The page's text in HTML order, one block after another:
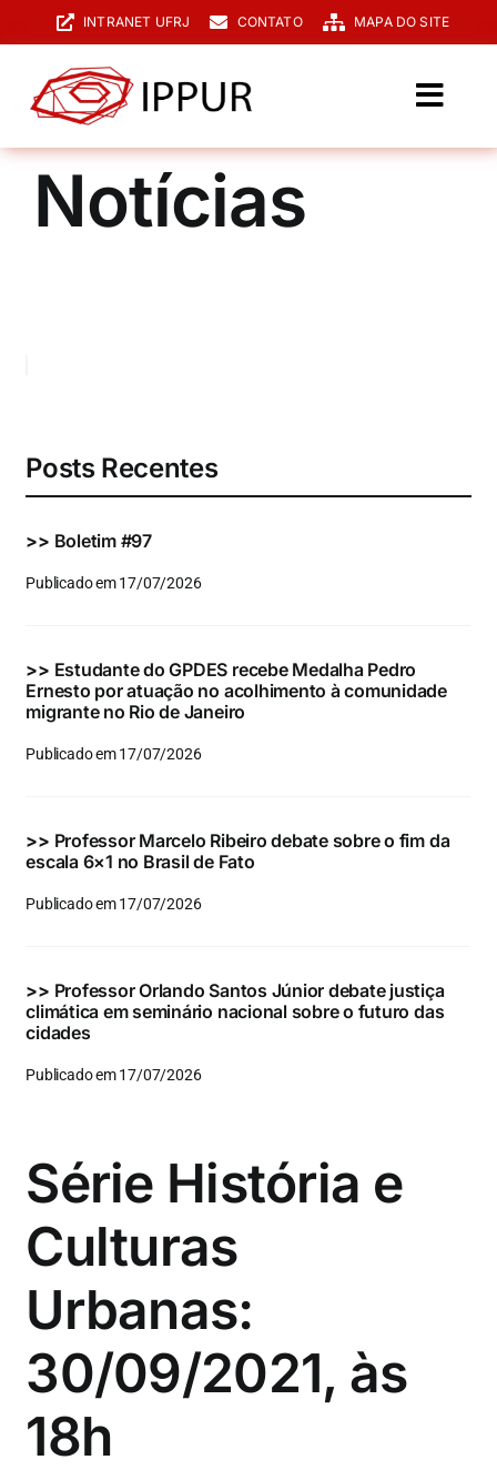
para
conteúdo
INTRANET UFRJ CONTATO MAPA DO SITE
O IPPUR
Graduação
Eventos e Certificados
para:
Notícias
Posts Recentes
>> Boletim #97
Publicado em 17/07/2026
>> Estudante do GPDES recebe Medalha Pedro
Ernesto por atuação no acolhimento à comunidade
migrante no Rio de Janeiro
Publicado em 17/07/2026
>> Professor Marcelo Ribeiro debate sobre o fim da
escala 6×1 no Brasil de Fato
Publicado em 17/07/2026
>> Professor Orlando Santos Júnior debate justiça
climática em seminário nacional sobre o futuro das
cidades
Publicado em 17/07/2026
Série História e
Culturas
Urbanas:
30/09/2021, às
18h